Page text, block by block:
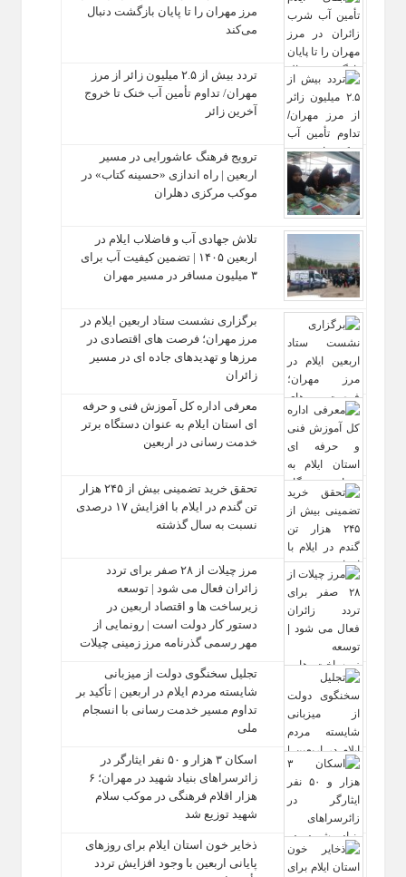
مرز مهران را تا پایان بازگشت دنبال
می‌کند
تردد بیش از ۲.۵ میلیون زائر از مرز
مهران/ تداوم تأمین آب خنک تا خروج
آخرین زائر
ترویج فرهنگ عاشورایی در مسیر
اربعین | راه‌ اندازی «حسینه کتاب» در
موکب مرکزی دهلران
تلاش جهادی آب و فاضلاب ایلام در
اربعین ۱۴۰۵ | تضمین کیفیت آب برای
۳ میلیون مسافر در مسیر مهران
برگزاری نشست ستاد اربعین ایلام در
مرز مهران؛ فرصت‌ های اقتصادی در
مرزها و تهدیدهای جاده‌ ای در مسیر
زائران
معرفی اداره کل آموزش فنی و حرفه‌
ای استان ایلام به‌ عنوان دستگاه برتر
خدمت‌ رسانی در اربعین
تحقق خرید تضمینی بیش از ۲۴۵ هزار
تن گندم در ایلام با افزایش ۱۷ درصدی
نسبت به سال گذشته
مرز چیلات از ۲۸ صفر برای تردد
زائران فعال می‌ شود | توسعه
زیرساخت‌ ها و اقتصاد اربعین در
دستور کار دولت است | رونمایی از
مهر رسمی گذرنامه مرز زمینی چیلات
تجلیل سخنگوی دولت از میزبانی
شایسته مردم ایلام در اربعین | تأکید بر
تداوم مسیر خدمت‌ رسانی با انسجام
ملی
اسکان ۳ هزار و ۵۰ نفر ایثارگر در
زائرسراهای بنیاد شهید در مهران؛ ۶
هزار اقلام فرهنگی در موکب سلام
شهید توزیع شد
ذخایر خون استان ایلام برای روزهای
پایانی اربعین با وجود افزایش تردد